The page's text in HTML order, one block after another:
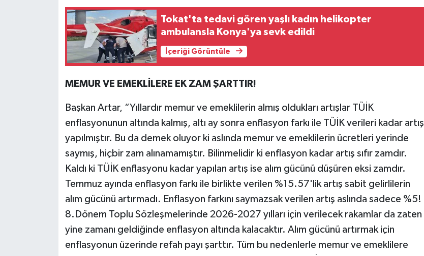
Tokat'ta tedavi gören yaşlı kadın helikopter
ambulansla Konya'ya sevk edildi
İçeriği Görüntüle
MEMUR VE EMEKLİLERE EK ZAM ŞARTTIR!
Başkan Artar, “Yıllardır memur ve emeklilerin almış oldukları artışlar TÜİK
enflasyonunun altında kalmış, altı ay sonra enflasyon farkı ile TÜİK verileri kadar artış
yapılmıştır. Bu da demek oluyor ki aslında memur ve emeklilerin ücretleri yerinde
saymış, hiçbir zam alınamamıştır. Bilinmelidir ki enflasyon kadar artış sıfır zamdır.
Kaldı ki TÜİK enflasyonu kadar yapılan artış ise alım gücünü düşüren eksi zamdır.
Temmuz ayında enflasyon farkı ile birlikte verilen %15.57'lik artış sabit gelirlilerin
alım gücünü artırmadı. Enflasyon farkını saymazsak verilen artış aslında sadece %5!
8.Dönem Toplu Sözleşmelerinde 2026-2027 yılları için verilecek rakamlar da zaten
yine zamanı geldiğinde enflasyon altında kalacaktır. Alım gücünü artırmak için
enflasyonun üzerinde refah payı şarttır. Tüm bu nedenlerle memur ve emeklilere